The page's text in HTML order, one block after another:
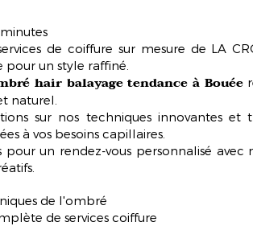
de coiffure sur mesure de LA
pour un style raffiné.
hair balayage tendance à Bouée
naturel.
sur nos techniques innovantes et
à vos besoins capillaires.
pour un rendez-vous personnalisé avec
de l'ombré
de services coiffure